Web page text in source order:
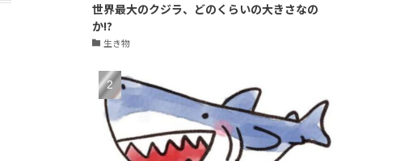
世界最大のクジラ、どのくらいの大きさなの
か!?
生き物